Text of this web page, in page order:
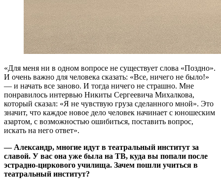
«Для меня ни в одном вопросе не существует слова «Поздно».
И очень важно для человека сказать: «Все, ничего не было!»
— и начать все заново. И тогда ничего не страшно. Мне
понравилось интервью Никиты Сергеевича Михалкова,
который сказал: «Я не чувствую груза сделанного мной». Это
значит, что каждое новое дело человек начинает с юношеским
азартом, с возможностью ошибиться, поставить вопрос,
искать на него ответ».
— Александр, многие идут в театральный институт за
славой. У вас она уже была на ТВ, куда вы попали после
эстрадно-циркового училища. Зачем пошли учиться в
театральный институт?